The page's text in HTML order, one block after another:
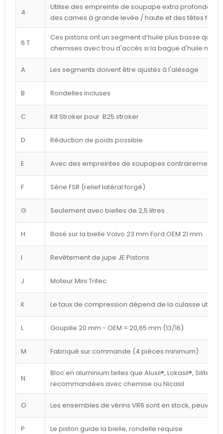
4
Utilise des empreinte de soupape extra profondes
des cames à grande levée / haute et des têtes
6 T
Ces pistons ont un segment d’huile plus basse que
chemises avec trou d'accès si la bague d'huile
A Les segments doivent être ajustés à l'alésage
B Rondelles incluses
C Kit Stroker pour B25 stroker
D Réduction de poids possible
E Avec des empreintes de soupapes contrairement à
F Série FSR (relief latéral forgé)
G Seulement avec bielles de 2,5 litres
H Basé sur la bielle Volvo 23 mm Ford OEM 21 mm
I Revêtement de jupe JE Pistons
J Moteur Mini Tritec
K Le taux de compression dépend de la culasse
L Goupille 20 mm - OEM = 20,65 mm (13/16)
M Fabriqué sur commande (4 pièces minimum)
N
Bloc en aluminium telles que Alusil®, Lokasil®, Silitec®,
recommandées avec chemise ou Nicasil
O Les ensembles de vérins VR6 sont en stock, peuvent
P Le piston guide la bielle, rondelle requise